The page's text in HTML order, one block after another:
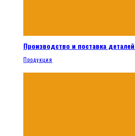
Производство и поставка
Продукция